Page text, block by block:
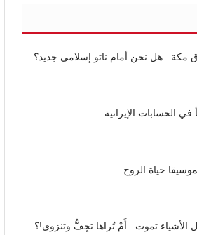
مكة.. هل نحن أمام ناتو إسلامي جديد؟
الحسابات الإيرانية
حياة الروح
الأشياء تموت.. أَمْ تُراها تجِفُّ وتنزوي!؟